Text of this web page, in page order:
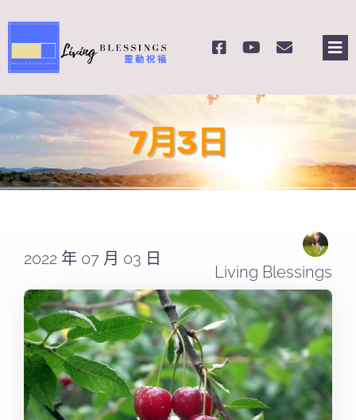
to
content
關於我們
奉獻支持
Search
for:
7月3日
2022 年 07 月 03 日
Living Blessings